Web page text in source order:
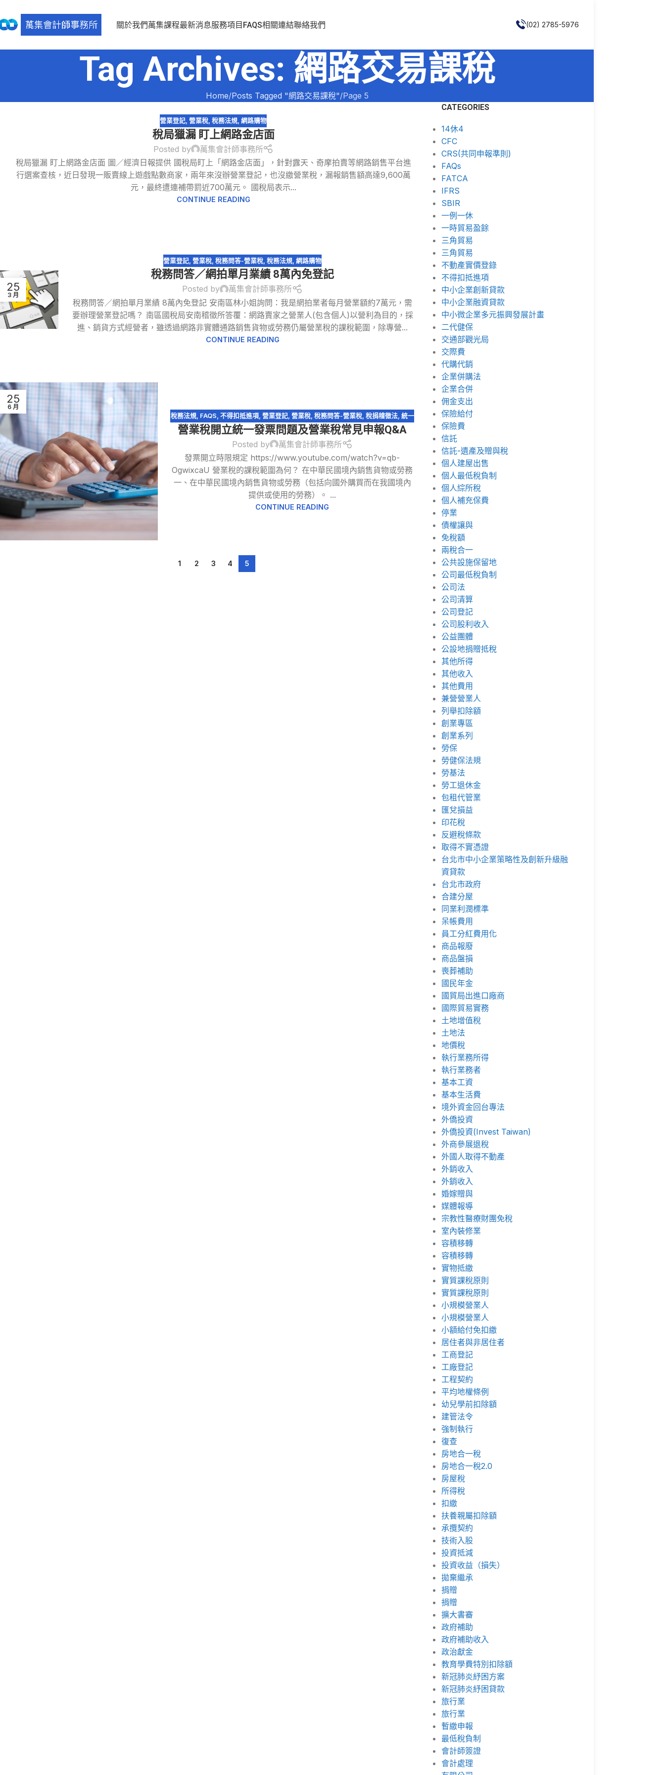
關於我們萬集課程最新消息服務項目 FAQS相關連結聯絡我們 (02) 2785-5976
Tag Archives: 網路交易課稅
Home Posts Tagged "網路交易課稅" Page 5
營業登記,營業稅,稅務法規,網路購物
稅局獵漏 盯上網路金店面
Posted by
萬集會計師事務所
稅局獵漏 盯上網路金店面 圖／經濟日報提供 國稅局盯上「網路金店面」，針對露天、奇摩拍賣等網路銷售平台進
行選案查核，近日發現一販賣線上遊戲點數商家，兩年來沒辦營業登記，也沒繳營業稅，漏報銷售額高達9,600萬
元，最終遭連補帶罰近700萬元。 國稅局表示...
CONTINUE READING
25
3 月
營業登記 ,營業稅 ,稅務問答-營業稅 ,稅務法規 ,網路購物
稅務問答／網拍單月業績 8萬內免登記
Posted by
萬集會計師事務所
稅務問答／網拍單月業績 8萬內免登記 安南區林小姐詢問：我是網拍業者每月營業額約7萬元，需
要辦理營業登記嗎？ 南區國稅局安南稽徵所答覆：網路賣家之營業人(包含個人)以營利為目的，採
進、銷貨方式經營者，雖透過網路非實體通路銷售貨物或勞務仍屬營業稅的課稅範圍，除專營...
CONTINUE READING
25
6 月
稅務法規, FAQS, 不得扣抵進項, 營業登記, 營業稅, 稅務問答-營業稅, 稅捐稽徵法, 統一
發票,逃漏稅
營業稅開立統一發票問題及營業稅常見申報Q&A
Posted by
萬集會計師事務所
發票開立時限規定 https://www.youtube.com/watch?v=qb-
OgwixcaU 營業稅的課稅範圍為何？ 在中華民國境內銷售貨物或勞務
一、在中華民國境內銷售貨物或勞務（包括向國外購買而在我國境內
提供或使用的勞務）。 ...
CONTINUE READING
1 2 3 4 5
CATEGORIES
14休4
CFC
CRS(共同申報準則)
FAQs
FATCA
IFRS
SBIR
一例一休
一時貿易盈餘
三角貿易
三角貿易
不動產實價登錄
不得扣抵進項
中小企業創新貸款
中小企業融資貸款
中小微企業多元振興發展計畫
二代健保
交通部觀光局
交際費
代購代銷
企業併購法
企業合併
佣金支出
保險給付
保險費
信託
信託-遺產及贈與稅
個人建屋出售
個人最低稅負制
個人綜所稅
個人補充保費
停業
債權讓與
免稅額
兩稅合一
公共設施保留地
公司最低稅負制
公司法
公司清算
公司登記
公司股利收入
公益團體
公設地捐贈抵稅
其他所得
其他收入
其他費用
兼營營業人
列舉扣除額
創業專區
創業系列
勞保
勞健保法規
勞基法
勞工退休金
包租代管業
匯兌損益
印花稅
反避稅條款
取得不實憑證
台北市中小企業策略性及創新升級融
資貸款
台北市政府
合建分屋
同業利潤標準
呆帳費用
員工分紅費用化
商品報廢
商品盤損
喪葬補助
國民年金
國貿局出進口廠商
國際貿易實務
土地增值稅
土地法
地價稅
執行業務所得
執行業務者
基本工資
基本生活費
境外資金回台專法
外僑投資
外僑投資(Invest Taiwan)
外商參展退稅
外國人取得不動產
外銷收入
外銷收入
婚嫁贈與
媒體報導
宗教性醫療財團免稅
室內裝修業
容積移轉
容積移轉
實物抵繳
實質課稅原則
實質課稅原則
小規模營業人
小規模營業人
小額給付免扣繳
居住者與非居住者
工商登記
工廠登記
工程契約
平均地權條例
幼兒學前扣除額
建管法令
強制執行
復查
房地合一稅
房地合一稅2.0
房屋稅
所得稅
扣繳
扶養親屬扣除額
承攬契約
技術入股
投資抵減
投資收益（損失）
拋棄繼承
捐贈
捐贈
擴大書審
政府補助
政府補助收入
政治獻金
教育學費特別扣除額
新冠肺炎紓困方案
新冠肺炎紓困貸款
旅行業
旅行業
暫繳申報
最低稅負制
會計師簽證
會計處理